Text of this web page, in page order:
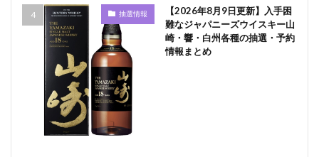
抽選情報
【2026年8月9日更新】入手困
難なジャパニーズウイスキー山
崎・響・白州各種の抽選・予約
情報まとめ